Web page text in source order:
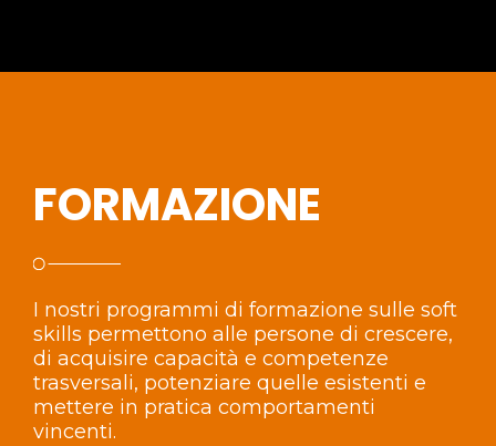
FORMAZIONE
I nostri programmi di formazione sulle soft
skills permettono alle persone di crescere,
di acquisire capacità e competenze
trasversali, potenziare quelle esistenti e
mettere in pratica comportamenti
vincenti.